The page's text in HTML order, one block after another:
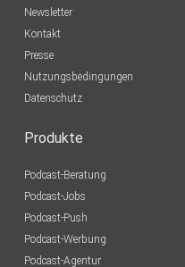
Newsletter
Kontakt
Presse
Nutzungsbedingungen
Datenschutz
Produkte
Podcast-Beratung
Podcast-Jobs
Podcast-Push
Podcast-Werbung
Podcast-Agentur